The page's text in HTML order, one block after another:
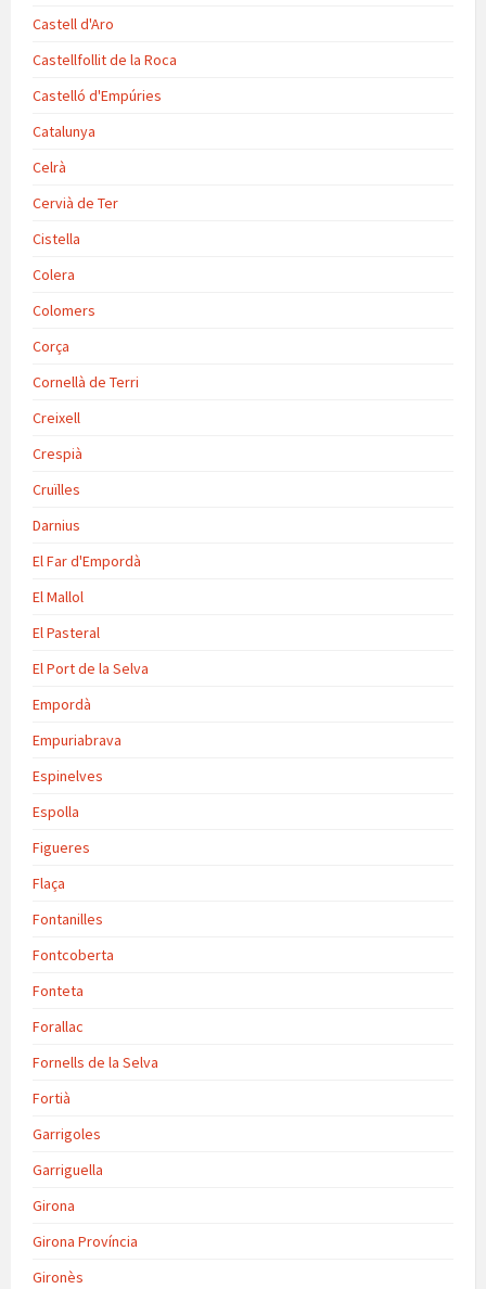
Castell d'Aro
Castellfollit de la Roca
Castelló d'Empúries
Catalunya
Celrà
Cervià de Ter
Cistella
Colera
Colomers
Corça
Cornellà de Terri
Creixell
Crespià
Cruïlles
Darnius
El Far d'Empordà
El Mallol
El Pasteral
El Port de la Selva
Empordà
Empuriabrava
Espinelves
Espolla
Figueres
Flaça
Fontanilles
Fontcoberta
Fonteta
Forallac
Fornells de la Selva
Fortià
Garrigoles
Garriguella
Girona
Girona Província
Gironès